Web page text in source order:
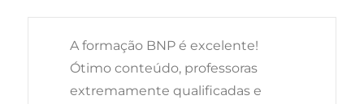
A formação BNP é excelente!
Ótimo conteúdo, professoras
extremamente qualificadas e